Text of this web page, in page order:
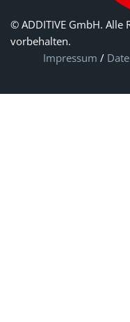
© ADDITIVE GmbH.
vorbehalten.
Impressum /